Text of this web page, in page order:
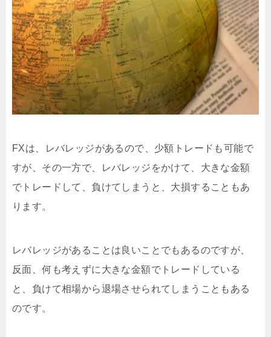
FXは、レバレッジがあるので、少額トレードも可能で
すが、その一方で、レバレッジをかけて、大きな金額
でトレードして、負けてしまうと、大損することもあ
ります。
レバレッジがあることは良いことでもあるのですが、
反面、何も考えずに大きな金額でトレードしている
と、負けて相場から退場させられてしまうこともある
のです。